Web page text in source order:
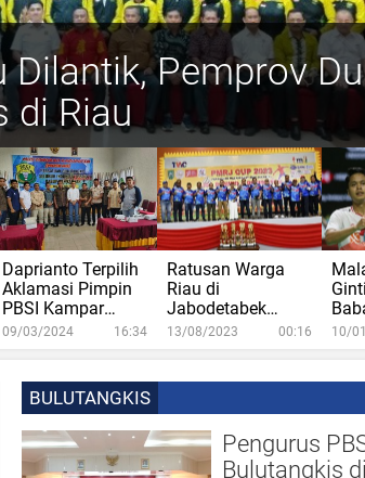
Dilantik, Pemprov
di Riau
Hadiri
Pimpin PBSI
2028
di Jabodetabek
dan Badminton
Melaju ke Babak
Daprianto Terpilih
Aklamasi Pimpin
PBSI Kampar
Periode 2024-2028
09/03/2024 16:34
Ratusan Warga
Riau di
Jabodetabek
Antusias
Badminton yang
13/08/2023 00:16 10/
BULUTANGKIS
Pengurus
Bulutangkis